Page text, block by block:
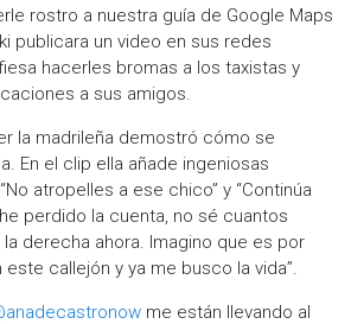
rostro a nuestra guía de Google Maps
publicara un video en sus redes
hacerles bromas a los taxistas y
a sus amigos.
la madrileña demostró cómo se
En el clip ella añade ingeniosas
atropelles a ese chico” y “Continúa
perdido la cuenta, no sé cuantos
la derecha ahora. Imagino que es por
este callejón y ya me busco la vida”.
me están llevando al